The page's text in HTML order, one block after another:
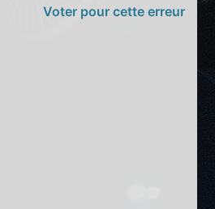
Voter pour cette erreur